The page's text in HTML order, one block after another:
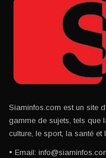
Siaminfos.com est un site
gamme de sujets, tels que
culture, le sport, la santé
• Email: